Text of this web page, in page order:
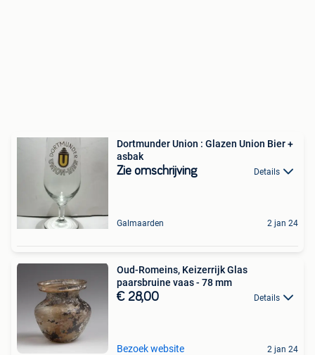
Dortmunder Union : Glazen Union Bier +
asbak
Zie omschrijving Details
Galmaarden 2 jan 24
Oud-Romeins, Keizerrijk Glas
paarsbruine vaas - 78 mm
€ 28,00 Details
Bezoek website 2 jan 24